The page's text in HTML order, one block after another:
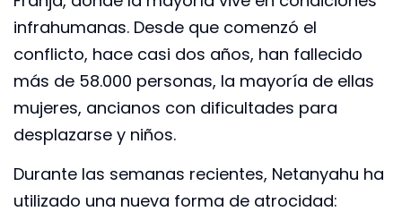
infrahumanas. Desde que comenzó el
conflicto, hace casi dos años, han fallecido
más de 58.000 personas, la mayoría de ellas
mujeres, ancianos con dificultades para
desplazarse y niños.
Durante las semanas recientes, Netanyahu ha
utilizado una nueva forma de atrocidad: